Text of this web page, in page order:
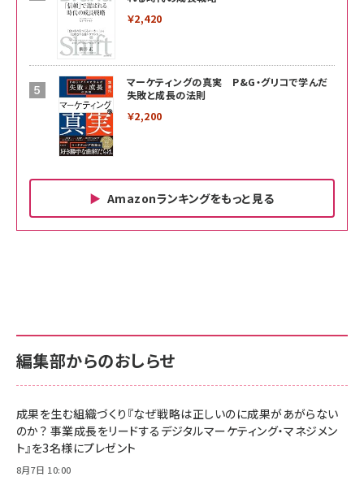
￥2,420
マーケティングの真実 P&G・グリコで学んだ
失敗と成長の法則
￥2,200
Amazonランキングをもっと見る
￥880
anan(アンアン)2026/06/24号 No.2500増刊
スペシャルエディション[王道エンタメの矜持／
￥1,100
anan(アンアン)2026/07/08号 No.2502[2026
サポート正規品 メーカー保証5年 KLMEA128G
NIMASO ガラスフィルム iPhone 17 用 保護フィ
すい ガイド枠付き いPhone17 (6.3インチ) 対応
2枚セット DSP25F1698
￥1,599
サポート正規品 メーカー保証5年 KLMEA128G
Amazon eギフトカード - Amazonロゴ - クラ
￥5,000
Anker PowerLine III Flow USB-C & USB-C
編集部からのおしらせ
成果を生む組織づくり『なぜ戦略は正しいのに成果があがらない
のか？ 事業成長をリードするデジタルマーケティング・マネジメン
ト』を3名様にプレゼント
8月7日 10:00